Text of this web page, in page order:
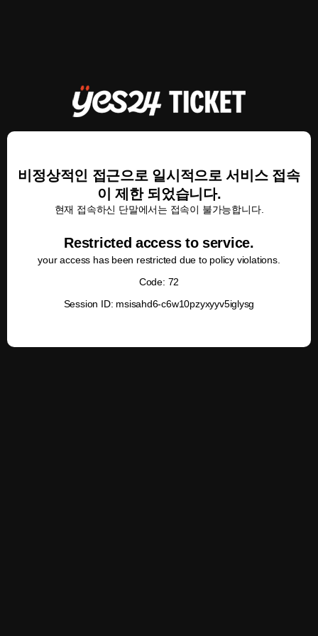
비정상적인 접근으로 일시적으로 서비스 접속
이 제한 되었습니다.
현재 접속하신 단말에서는 접속이 불가능합니다.
Restricted access to service.
your access has been restricted due to policy violations.
Code: 72
Session ID: msisahd6-c6w10pzyxyyv5iglysg